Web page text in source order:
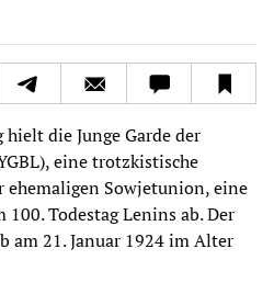
die Junge Garde der
eine trotzkistische
ehemaligen Sowjetunion, eine
Todestag Lenins ab. Der
am 21. Januar 1924 im Alter